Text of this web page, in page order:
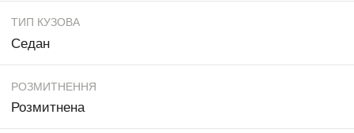
ТИП КУЗОВА
Седан
РОЗМИТНЕННЯ
Розмитнена